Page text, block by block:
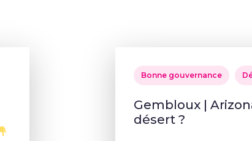
Bonne gouvernance
Gembloux |
désert ?